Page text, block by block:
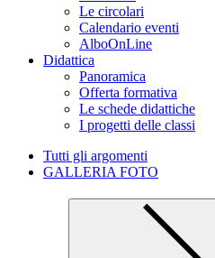
Le circolari
Calendario eventi
AlboOnLine
Didattica
Panoramica
Offerta formativa
Le schede didattiche
I progetti delle classi
Tutti gli argomenti
GALLERIA FOTO